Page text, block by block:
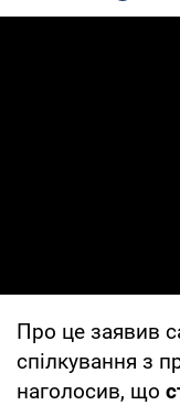
Про це заявив
спілкування з
наголосив, що